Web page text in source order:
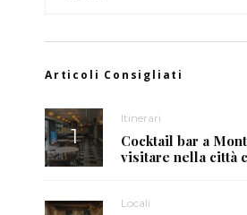
Articoli Consigliati
Itinerari
Cocktail bar a
visitare nella città
Locali